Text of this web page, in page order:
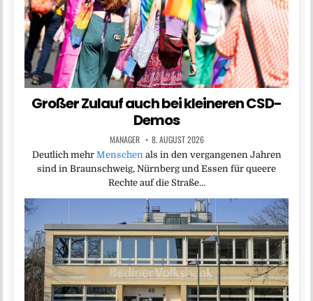
Großer Zulauf auch bei kleineren CSD-
Demos
MANAGER 8. AUGUST 2026
Deutlich mehr Menschenals in den vergangenen Jahren
sind in Braunschweig, Nürnberg und Essen für queere
Rechte auf die Straße…